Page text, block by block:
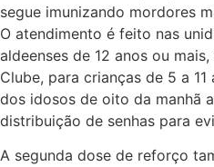
segue imunizando mordores
O atendimento é feito nas
aldeenses de 12 anos ou
Clube, para crianças de 5 a
dos idosos de oito da manhã
distribuição de senhas para
A segunda dose de reforço